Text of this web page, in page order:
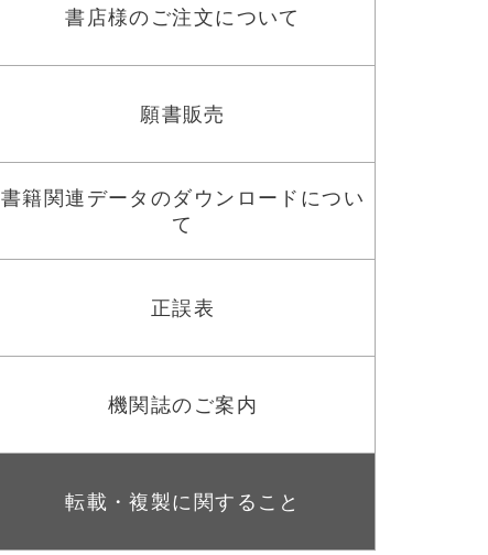
書店様のご注文について
願書販売
書籍関連データのダウンロードについ
て
正誤表
機関誌のご案内
転載・複製に関すること